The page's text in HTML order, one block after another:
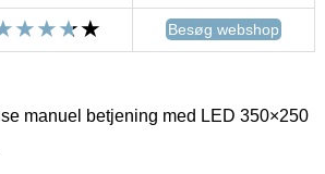
Besøg webshop
manuel betjening med LED 350×250